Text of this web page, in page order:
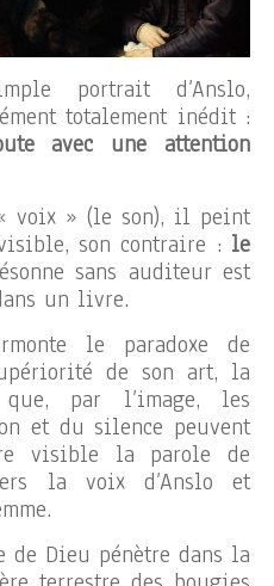
portrait d’Anslo,
totalement inédit :
avec une attention
voix » (le son), il peint
son contraire : le
sans auditeur est
un livre.
le paradoxe de
de son art, la
par l’image, les
et du silence peuvent
visible la parole de
la voix d’Anslo et
Dieu pénètre dans la